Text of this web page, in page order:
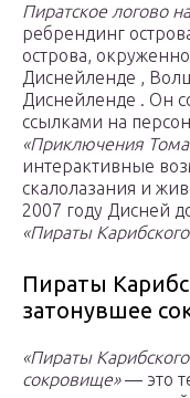
Пиратское логово
ребрендинг
острова,
Диснейленде ,
Диснейленде . Он
ссылками на
«Приключения
интерактивные
скалолазания и
2007 году Дисней
«Пираты
Пираты
затонувшее
«Пираты
сокровище»— это